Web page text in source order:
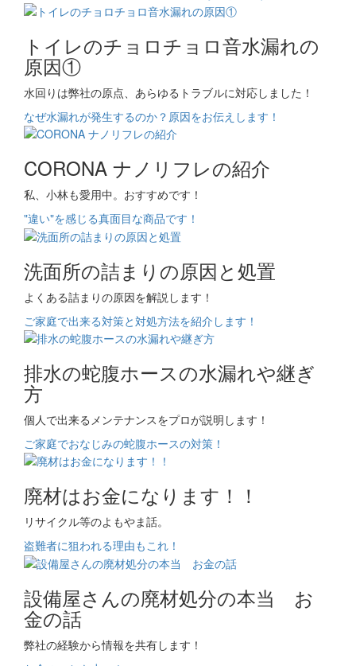
トイレのチョロチョロ音水漏れの
原因①
水回りは弊社の原点、あらゆるトラブルに対応しました！
なぜ水漏れが発生するのか？原因をお伝えします！
CORONA ナノリフレの紹介
私、小林も愛用中。おすすめです！
"違い"を感じる真面目な商品です！
洗面所の詰まりの原因と処置
よくある詰まりの原因を解説します！
ご家庭で出来る対策と対処方法を紹介します！
排水の蛇腹ホースの水漏れや継ぎ
方
個人で出来るメンテナンスをプロが説明します！
ご家庭でおなじみの蛇腹ホースの対策！
廃材はお金になります！！
リサイクル等のよもやま話。
盗難者に狙われる理由もこれ！
設備屋さんの廃材処分の本当 お
金の話
弊社の経験から情報を共有します！